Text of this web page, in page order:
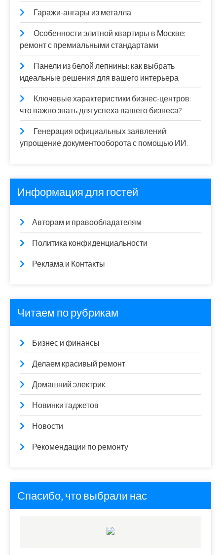
Гаражи-ангары из металла
Особенности элитной квартиры в Москве:
ремонт с премиальными стандартами
Панели из белой лепнины: как выбрать
идеальные решения для вашего интерьера
Ключевые характеристики бизнес-центров:
что важно знать для успеха вашего бизнеса?
Генерация официальных заявлений:
упрощение документооборота с помощью ИИ.
Информация для гостей
Авторам и правообладателям
Политика конфиденциальности
Реклама и Контакты
Читаем по рубрикам
Бизнес и финансы
Делаем красивый ремонт
Домашний электрик
Новинки гаджетов
Новости
Рекомендации по ремонту
Спасибо, что выбрали нас